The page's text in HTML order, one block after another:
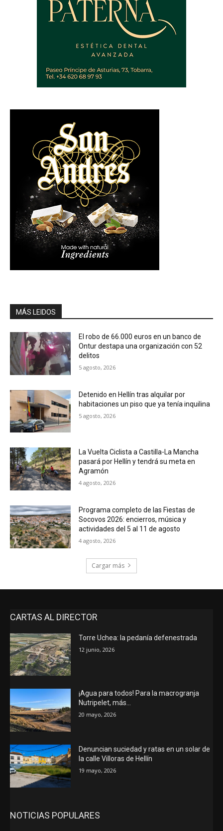
MÁS LEIDOS
El robo de 66.000 euros en un banco de
Ontur destapa una organización con 52
delitos
5 agosto, 2026
Detenido en Hellín tras alquilar por
habitaciones un piso que ya tenía inquilina
5 agosto, 2026
La Vuelta Ciclista a Castilla-La Mancha
pasará por Hellín y tendrá su meta en
Agramón
4 agosto, 2026
Programa completo de las Fiestas de
Socovos 2026: encierros, música y
actividades del 5 al 11 de agosto
4 agosto, 2026
Cargar más
CARTAS AL DIRECTOR
Torre Uchea: la pedanía defenestrada
12 junio, 2026
¡Agua para todos! Para la macrogranja
Nutripelet, más…
20 mayo, 2026
Denuncian suciedad y ratas en un solar de
la calle Villoras de Hellín
19 mayo, 2026
NOTICIAS POPULARES